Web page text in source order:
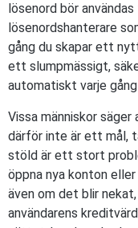
lösenord bör
lösenordshanterare
gång du skapar ett
ett slumpmässigt,
automatiskt varje gång
Vissa människor
därför inte är ett mål,
stöld är ett stort
öppna nya konton eller
även om det blir
användarens